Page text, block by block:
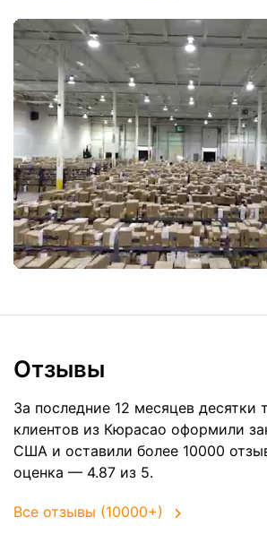
Отзывы
За последние 12 месяцев десятки
клиентов из Кюрасао оформили
США и оставили более 10000
оценка — 4.87 из 5.
Все отзывы (10000+)